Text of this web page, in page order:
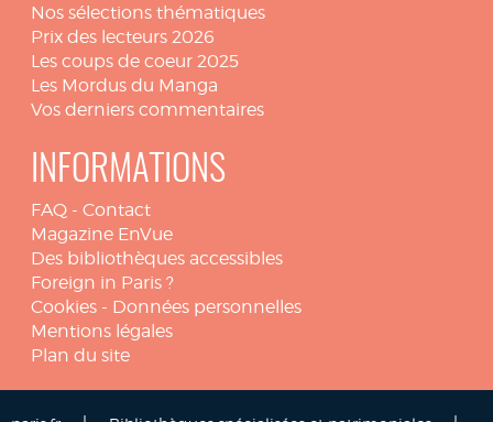
Nos sélections thématiques
Prix des lecteurs 2026
Les coups de coeur 2025
Les Mordus du Manga
Vos derniers commentaires
INFORMATIONS
FAQ - Contact
Magazine EnVue
Des bibliothèques accessibles
Foreign in Paris ?
Cookies - Données personnelles
Mentions légales
Plan du site